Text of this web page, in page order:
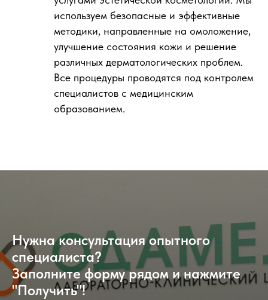
используем безопасные и эффективные
методики, направленные на омоложение,
улучшение состояния кожи и решение
различных дерматологических проблем.
Все процедуры проводятся под контролем
специалистов с медицинским
образованием.
Нужна консультация опытного
специалиста?
Заполните форму рядом и нажмите
"Получить"!